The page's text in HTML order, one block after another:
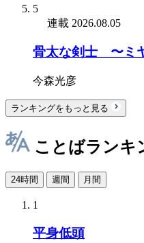
5
連載 2026.08.05
骨太な剣士 〜ミ
今森光彦
ランキングをもっと見る
ことばランキ
24時間 週間 月間
1
平身低頭